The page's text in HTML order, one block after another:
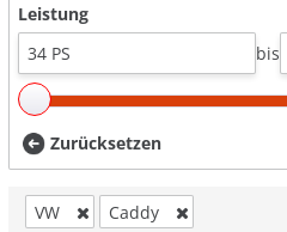
Leistung
bis
Zurücksetzen
VW Caddy